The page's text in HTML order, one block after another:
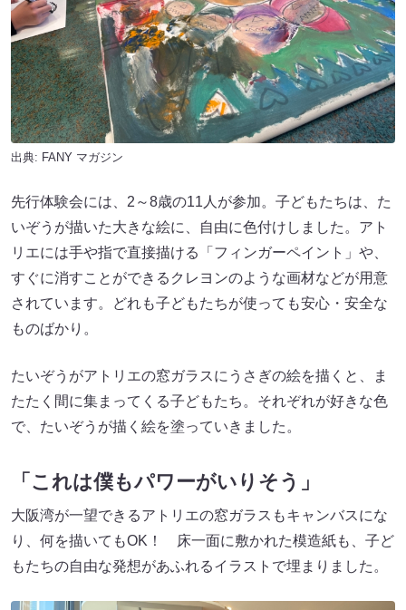
出典: FANY マガジン
先行体験会には、2～8歳の11人が参加。子どもたちは、た
いぞうが描いた大きな絵に、自由に色付けしました。アト
リエには手や指で直接描ける「フィンガーペイント」や、
すぐに消すことができるクレヨンのような画材などが用意
されています。どれも子どもたちが使っても安心・安全な
ものばかり。
たいぞうがアトリエの窓ガラスにうさぎの絵を描くと、ま
たたく間に集まってくる子どもたち。それぞれが好きな色
で、たいぞうが描く絵を塗っていきました。
「これは僕もパワーがいりそう」
大阪湾が一望できるアトリエの窓ガラスもキャンバスにな
り、何を描いてもOK！ 床一面に敷かれた模造紙も、子ど
もたちの自由な発想があふれるイラストで埋まりました。